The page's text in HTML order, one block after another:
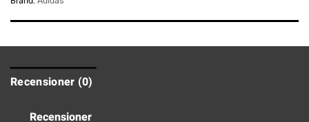
Recensioner (0)
Recensioner